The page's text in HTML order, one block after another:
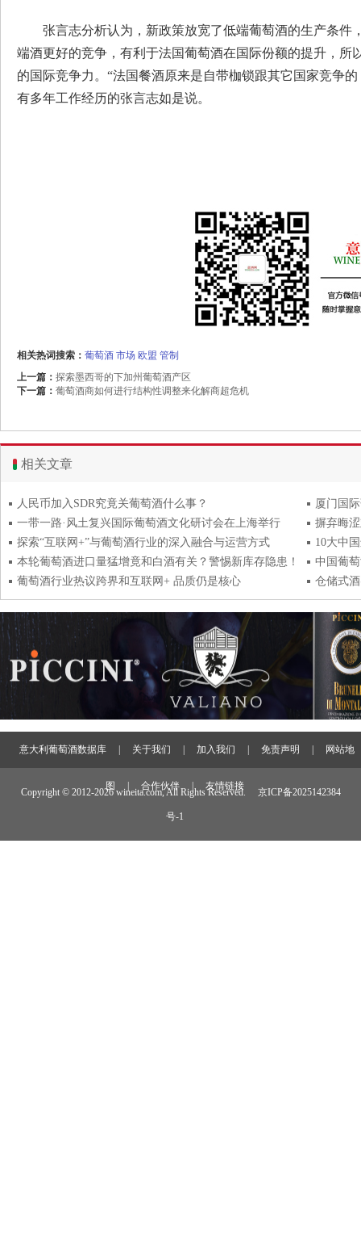
张言志分析认为，新政策放宽了低端葡萄酒的生产条件
端酒更好的竞争，有利于法国葡萄酒在国际份额的提升，所
的国际竞争力。“法国餐酒原来是自带枷锁跟其它国家竞争
有多年工作经历的张言志如是说。
相关热词搜索： 葡萄酒 市场 欧盟 管制
上一篇： 探索墨西哥的下加州葡萄酒产区
下一篇： 葡萄酒商如何进行结构性调整来化解商超危机
相关文章
人民币加入SDR究竟关葡萄酒什么事？
厦门国
一带一路·风土复兴国际葡萄酒文化研讨会在上海举行
摒弃晦
探索“互联网+”与葡萄酒行业的深入融合与运营方式
10大中
本轮葡萄酒进口量猛增竟和白酒有关？警惕新库存隐患！
中国葡
葡萄酒行业热议跨界和互联网+ 品质仍是核心
仓储式
意大利葡萄酒数据库 关于我们 加入我们 免责声明 网站地
图 合作伙伴 友情链接
Copyright © 2012-2026 wineita.com, All Rights Reserved. 京ICP备2025142384
号-1